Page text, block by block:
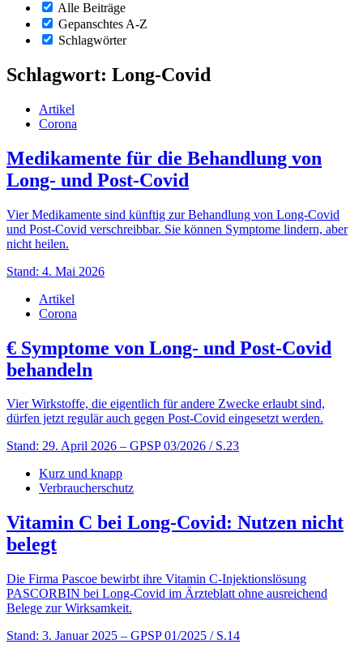
Alle Beiträge
Gepanschtes A-Z
Schlagwörter
Schlagwort: Long-Covid
Artikel
Corona
Medikamente für die Behandlung von
Long- und Post-Covid
Vier Medikamente sind künftig zur Behandlung von Long-Covid
und Post-Covid verschreibbar. Sie können Symptome lindern, aber
nicht heilen.
Stand: 4. Mai 2026
Artikel
Corona
€ Symptome von Long- und Post-Covid
behandeln
Vier Wirkstoffe, die eigentlich für andere Zwecke erlaubt sind,
dürfen jetzt regulär auch gegen Post-Covid eingesetzt werden.
Stand: 29. April 2026 – GPSP 03/2026 / S.23
Kurz und knapp
Verbraucherschutz
Vitamin C bei Long-Covid: Nutzen nicht
belegt
Die Firma Pascoe bewirbt ihre Vitamin C-Injektionslösung
PASCORBIN bei Long-Covid im Ärzteblatt ohne ausreichend
Belege zur Wirksamkeit.
Stand: 3. Januar 2025 – GPSP 01/2025 / S.14